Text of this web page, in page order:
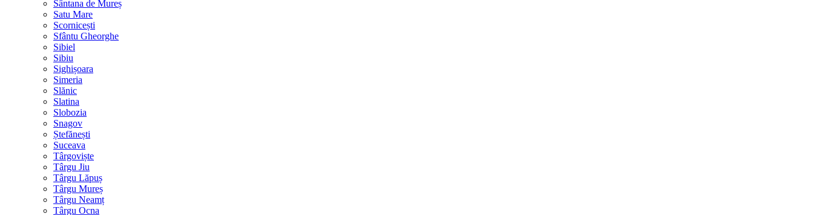
Sântana de Mureș
Satu Mare
Scornicești
Sfântu Gheorghe
Sibiel
Sibiu
Sighișoara
Simeria
Slănic
Slatina
Slobozia
Snagov
Ștefănești
Suceava
Târgoviște
Târgu Jiu
Târgu Lăpuș
Târgu Mureș
Târgu Neamț
Târgu Ocna